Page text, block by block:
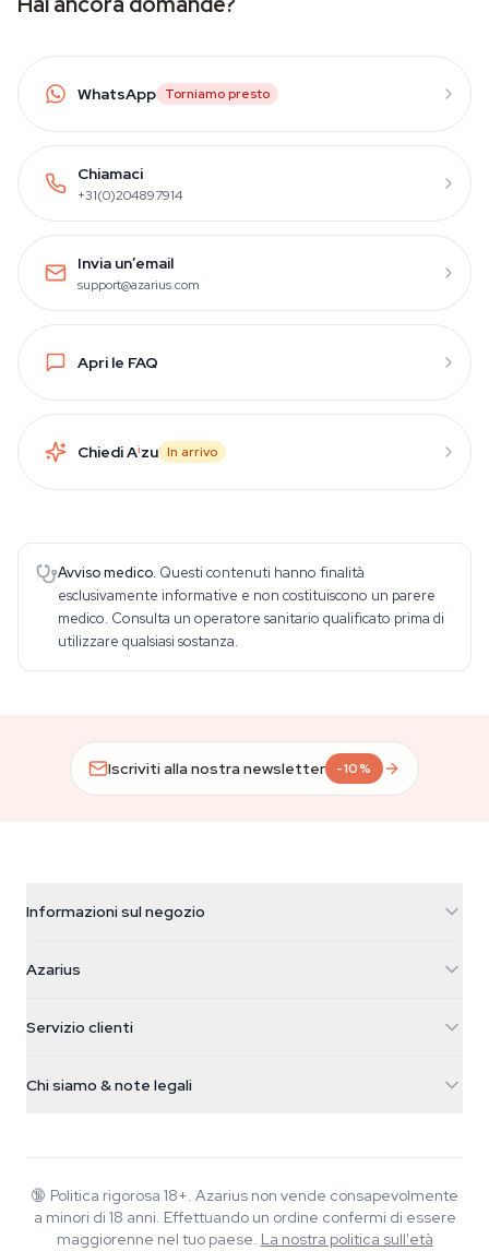
WhatsApp Torniamo presto
Chiamaci
+31(0)204897914
Invia un’email
support@azarius.com
Apri le FAQ
Chiedi Aizu In arrivo
Avviso medico. Questi contenuti hanno finalità
esclusivamente informative e non costituiscono un parere
medico. Consulta un operatore sanitario qualificato prima di
utilizzare qualsiasi sostanza.
Iscriviti alla nostra newsletter -10%
Informazioni sul negozio
Galvaniweg 11
Nederland
+31(0)204897914
Azarius
Smokeshop
Servizio clienti
FAQ
Informativa sulla privacy
Chi siamo & note legali
Wiki
Blog
Scrittori
🔞 Politica rigorosa 18+. Azarius non vende consapevolmente
a minori di 18 anni. Effettuando un ordine confermi di essere
maggiorenne nel tuo paese. La nostra politica sull'età